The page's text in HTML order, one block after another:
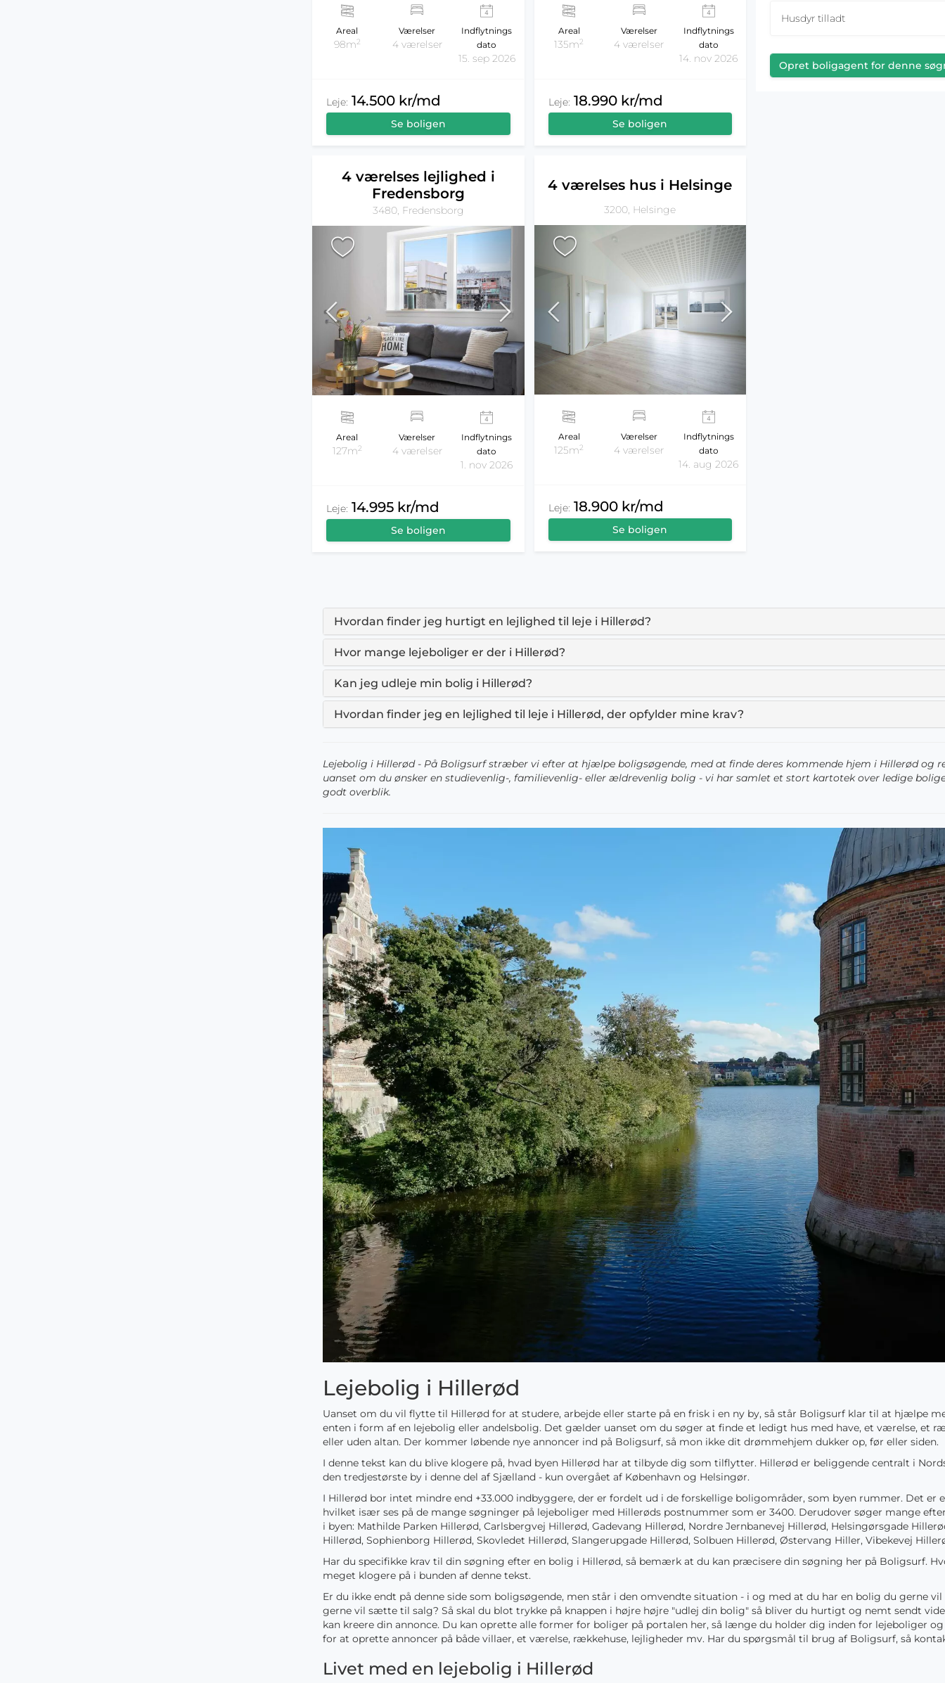
Husdyr tilladt
Opret boligagent for denne
Areal
98m2
Værelser
4 værelser
Indflytnings
dato
15. sep 2026
Leje: 14.500 kr/md
Se boligen
Areal
135m2
Værelser
4 værelser
Indflytnings
dato
14. nov 2026
Leje: 18.990 kr/md
Se boligen
4 værelses lejlighed i
Fredensborg
3480, Fredensborg
Areal
127m2
Værelser
4 værelser
Indflytnings
dato
1. nov 2026
Leje: 14.995 kr/md
Se boligen
4 værelses hus i Helsinge
3200, Helsinge
Areal
125m2
Værelser
4 værelser
Indflytnings
dato
14. aug 2026
Leje: 18.900 kr/md
Se boligen
Hvordan finder jeg hurtigt en lejlighed til leje i Hillerød?
Hvor mange lejeboliger er der i Hillerød?
Kan jeg udleje min bolig i Hillerød?
Hvordan finder jeg en lejlighed til leje i Hillerød, der opfylder mine krav?
Lejebolig i Hillerød - På Boligsurf stræber vi efter at hjælpe boligsøgende, med at finde deres kommende hjem i Hillerød og
uanset om du ønsker en studievenlig-, familievenlig- eller ældrevenlig bolig - vi har samlet et stort kartotek over ledige
godt overblik.
Lejebolig i Hillerød
Uanset om du vil flytte til Hillerød for at studere, arbejde eller starte på en frisk i en ny by, så står Boligsurf klar til at hjælpe
enten i form af en lejebolig eller andelsbolig. Det gælder uanset om du søger at finde et ledigt hus med have, et værelse, et
eller uden altan. Der kommer løbende nye annoncer ind på Boligsurf, så mon ikke dit drømmehjem dukker op, før eller siden.
I denne tekst kan du blive klogere på, hvad byen Hillerød har at tilbyde dig som tilflytter. Hillerød er beliggende centralt i
den tredjestørste by i denne del af Sjælland - kun overgået af København og Helsingør.
I Hillerød bor intet mindre end +33.000 indbyggere, der er fordelt ud i de forskellige boligområder, som byen rummer. Det
hvilket især ses på de mange søgninger på lejeboliger med Hillerøds postnummer som er 3400. Derudover søger mange
i byen: Mathilde Parken Hillerød, Carlsbergvej Hillerød, Gadevang Hillerød, Nordre Jernbanevej Hillerød, Helsingørsgade
Hillerød, Sophienborg Hillerød, Skovledet Hillerød, Slangerupgade Hillerød, Solbuen Hillerød, Østervang Hiller, Vibekevej
Har du specifikke krav til din søgning efter en bolig i Hillerød, så bemærk at du kan præcisere din søgning her på Boligsurf.
meget klogere på i bunden af denne tekst.
Er du ikke endt på denne side som boligsøgende, men står i den omvendte situation - i og med at du har en bolig du gerne
gerne vil sætte til salg? Så skal du blot trykke på knappen i højre højre "udlej din bolig" så bliver du hurtigt og nemt sendt
kan kreere din annonce. Du kan oprette alle former for boliger på portalen her, så længe du holder dig inden for lejeboliger
for at oprette annoncer på både villaer, et værelse, rækkehuse, lejligheder mv. Har du spørgsmål til brug af Boligsurf, så
Livet med en lejebolig i Hillerød